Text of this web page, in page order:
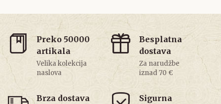
Preko 50000
artikala
Velika kolekcija
naslova
Besplatna
dostava
Za narudžbe
iznad 70 €
Brza dostava
Sigurna